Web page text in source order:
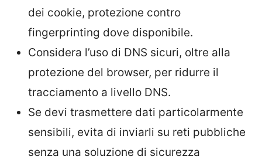
dei cookie, protezione contro
fingerprinting dove disponibile.
Considera l’uso di DNS sicuri, oltre alla
protezione del browser, per ridurre il
tracciamento a livello DNS.
Se devi trasmettere dati particolarmente
sensibili, evita di inviarli su reti pubbliche
senza una soluzione di sicurezza